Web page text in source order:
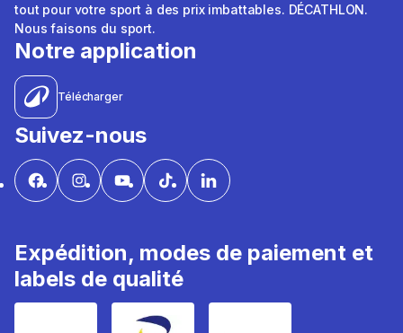
tout pour votre sport à des prix imbattables. DÉCATHLON.
Nous faisons du sport.
Notre application
Télécharger
Suivez-nous
Expédition, modes de paiement et
labels de qualité